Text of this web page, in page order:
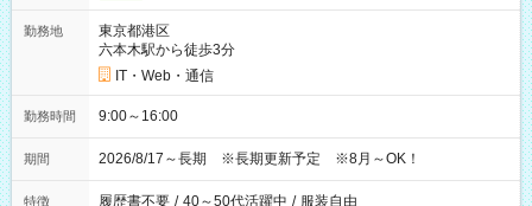
勤務地
東京都港区
六本木駅から徒歩3分
IT・Web・通信
勤務時間 9:00～16:00
期間 2026/8/17～長期 ※長期更新予定 ※8月～OK！
特徴 履歴書不要 / 40～50代活躍中 / 服装自由